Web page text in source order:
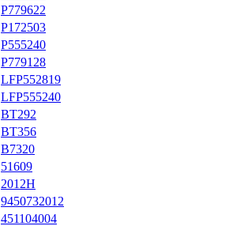
P779622
P172503
P555240
P779128
LFP552819
LFP555240
BT292
BT356
B7320
51609
2012H
9450732012
451104004